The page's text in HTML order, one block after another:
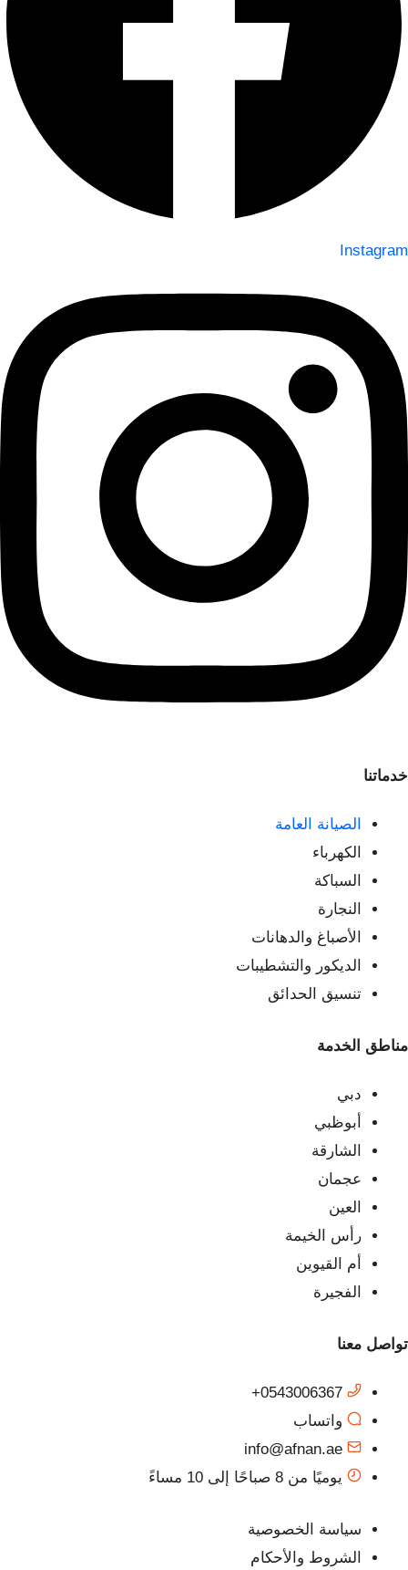
Instagram
خدماتنا
الصيانة العامة
الكهرباء
السباكة
النجارة
الأصباغ والدهانات
الديكور والتشطيبات
تنسيق الحدائق
مناطق الخدمة
دبي
أبوظبي
الشارقة
عجمان
العين
رأس الخيمة
أم القيوين
الفجيرة
تواصل معنا
0543006367+
واتساب
info@afnan.ae
يوميًا من 8 صباحًا إلى 10 مساءً
سياسة الخصوصية
الشروط والأحكام